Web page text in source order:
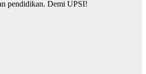
pendidikan. Demi UPSI!